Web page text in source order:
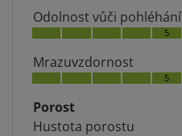
Odolnost vůči pohléhání
5
Mrazuvzdornost
5
Porost
Hustota porostu